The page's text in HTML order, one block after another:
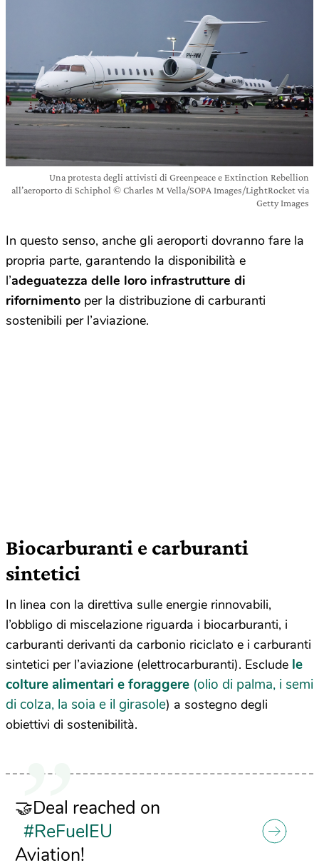
Una protesta degli attivisti di Greenpeace e Extinction Rebellion
all’aeroporto di Schiphol © Charles M Vella/SOPA Images/LightRocket via
Getty Images
In questo senso, anche gli aeroporti dovranno fare la
propria parte, garantendo la disponibilità e
l’adeguatezza delle loro infrastrutture di
rifornimento per la distribuzione di carburanti
sostenibili per l’aviazione.
Biocarburanti e carburanti
sintetici
In linea con la direttiva sulle energie rinnovabili,
l’obbligo di miscelazione riguarda i biocarburanti, i
carburanti derivanti da carbonio riciclato e i carburanti
sintetici per l’aviazione (elettrocarburanti). Esclude le
colture alimentari e foraggere (olio di palma, i semi
di colza, la soia e il girasole) a sostegno degli
obiettivi di sostenibilità.
🤝Deal reached on
#ReFuelEU
Aviation!